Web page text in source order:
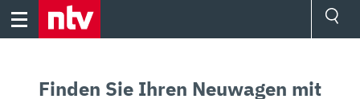
Skip
Finden Sie Ihren Neuwagen mit